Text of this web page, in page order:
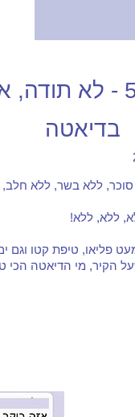
פרק 5 - לא תודה,
בדיאטה
סוכר, ללא בשר, ללא
ללא, ללא!
פליאו, טיפת קטו וגם ים
הקיר, מי הדיאטה הכי